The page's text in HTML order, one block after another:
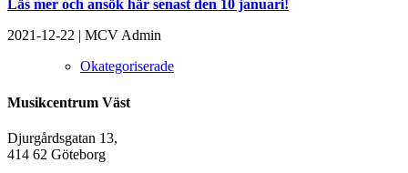
Läs mer och ansök här senast den 10 januari!
2021-12-22 | MCV Admin
Okategoriserade
Musikcentrum Väst
Djurgårdsgatan 13,
414 62 Göteborg